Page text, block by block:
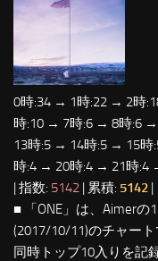
0時:34 → 1時:22 → 2時
時:10 → 7時:6 → 8時:6
13時:5 → 14時:5 → 15
時:4 → 20時:4 → 21時:4
| 指数: 5142 | 累積: 5142 |
■ 「ONE」は、Aimer
(2017/10/11)のチャー
同時トップ10入りを記